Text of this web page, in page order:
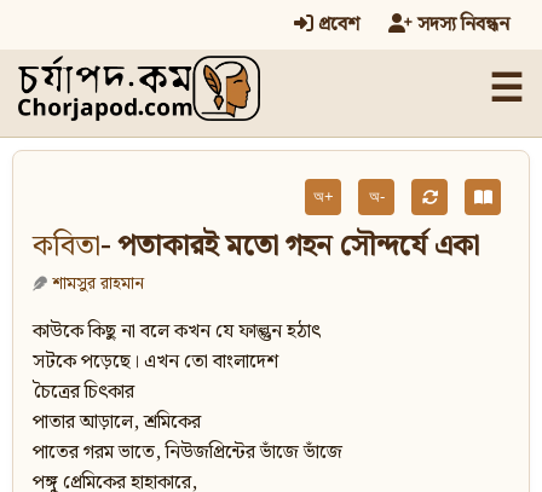
প্রবেশ সদস্য নিবন্ধন
☰
অ+ অ-
কবিতা- পতাকারই মতো গহন সৌন্দর্যে একা
শামসুর রাহমান
কাউকে কিছু না বলে কখন যে ফাল্গুন হঠাৎ
সটকে পড়েছে। এখন তো বাংলাদেশ
চৈত্রের চিৎকার
পাতার আড়ালে, শ্রমিকের
পাতের গরম ভাতে, নিউজপ্রিন্টের ভাঁজে ভাঁজে
পঙ্গু প্রেমিকের হাহাকারে,